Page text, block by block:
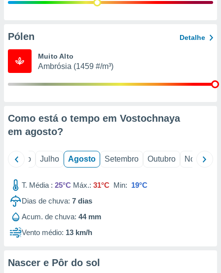
e
de
Pólen Detalhe
Muito Alto
Ambrósia (1459 #/m³)
Como está o tempo em Vostochnaya
em agosto?
Junho Julho Agosto Setembro Outubro Novembro
T. Média : 25°C Máx.: 31°C Min: 19°C
Dias de chuva: 7 dias
Acum. de chuva: 44 mm
Vento médio: 13 km/h
Nascer e Pôr do sol